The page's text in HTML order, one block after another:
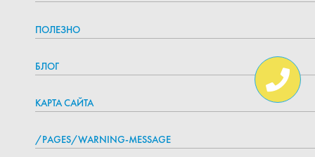
ПОЛЕЗНО
БЛОГ
КАРТА САЙТА
/PAGES/WARNING-MESSAGE